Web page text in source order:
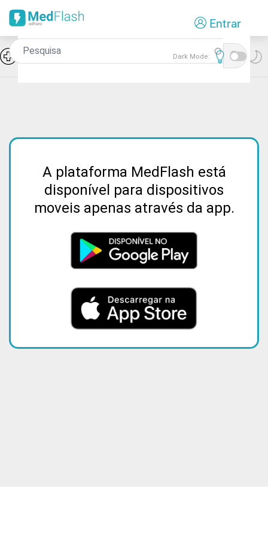
o
principal
Entrar
Icon Reumatologia Dark Mode:
A plataforma MedFlash está
disponível para dispositivos
moveis apenas através da app.